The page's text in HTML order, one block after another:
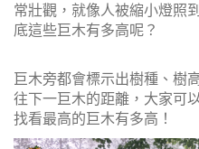
常壯觀，就像人被縮小燈照
底這些巨木有多高呢？
巨木旁都會標示出樹種、樹
往下一巨木的距離，大家可
找看最高的巨木有多高！